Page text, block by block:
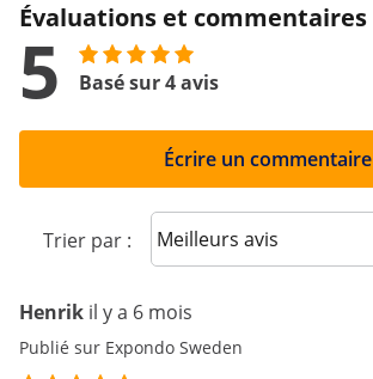
Évaluations et commentaires
5 Basé sur 4 avis
Écrire un commentaire
Trier par : Sort reviews
Henrik il y a 6 mois
Publié sur Expondo Sweden